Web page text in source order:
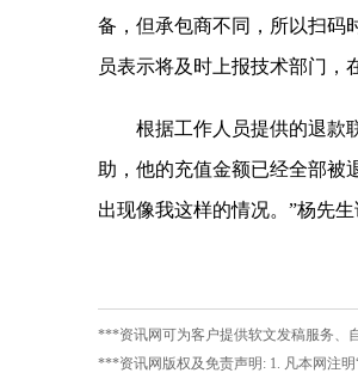
备，但承包商不同，所以扫码
员表示将及时上报技术部门，
根据工作人员提供的退款联
助，他的充值金额已经全部被
出现像我这样的情况。”杨先生
***资讯网可为客户提供软文发稿服务、
***资讯网版权及免责声明: 1. 凡本网注